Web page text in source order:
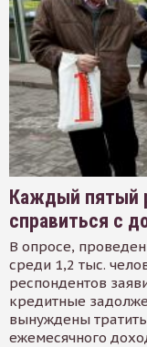
Каждый пятый
справиться с
В опросе,
среди 1,2 тыс.
респондентов
кредитные
вынуждены
ежемесячного